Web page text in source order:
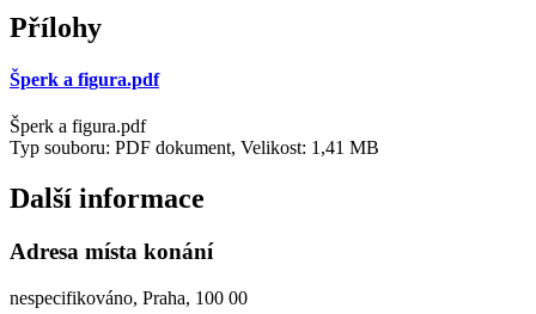
Přílohy
Šperk a figura.pdf
Šperk a figura.pdf
Typ souboru: PDF dokument, Velikost: 1,41 MB
Další informace
Adresa místa konání
nespecifikováno, Praha, 100 00